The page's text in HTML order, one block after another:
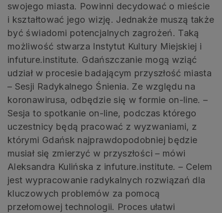
swojego miasta. Powinni decydować o mieście
i kształtować jego wizję. Jednakże muszą także
być świadomi potencjalnych zagrożeń. Taką
możliwość stwarza Instytut Kultury Miejskiej i
infuture.institute. Gdańszczanie mogą wziąć
udział w procesie badającym przyszłość miasta
– Sesji Radykalnego Śnienia. Ze względu na
koronawirusa, odbędzie się w formie on-line. –
Sesja to spotkanie on-line, podczas którego
uczestnicy będą pracować z wyzwaniami, z
którymi Gdańsk najprawdopodobniej będzie
musiał się zmierzyć w przyszłości – mówi
Aleksandra Kulińska z infuture.institute. – Celem
jest wypracowanie radykalnych rozwiązań dla
kluczowych problemów za pomocą
przełomowej technologii. Proces ułatwi